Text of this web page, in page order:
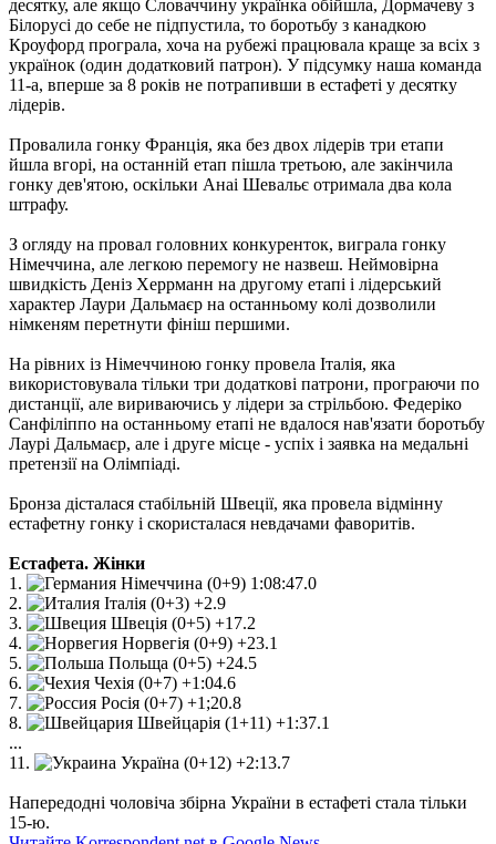
десятку, але якщо Словаччину українка обійшла, Дормачеву з
Білорусі до себе не підпустила, то боротьбу з канадкою
Кроуфорд програла, хоча на рубежі працювала краще за всіх з
українок (один додатковий патрон). У підсумку наша команда
11-а, вперше за 8 років не потрапивши в естафеті у десятку
лідерів.
Провалила гонку Франція, яка без двох лідерів три етапи
йшла вгорі, на останній етап пішла третьою, але закінчила
гонку дев'ятою, оскільки Анаі Шевальє отримала два кола
штрафу.
З огляду на провал головних конкуренток, виграла гонку
Німеччина, але легкою перемогу не назвеш. Неймовірна
швидкість Деніз Херрманн на другому етапі і лідерський
характер Лаури Дальмаєр на останньому колі дозволили
німкеням перетнути фініш першими.
На рівних із Німеччиною гонку провела Італія, яка
використовувала тільки три додаткові патрони, програючи по
дистанції, але вириваючись у лідери за стрільбою. Федеріко
Санфіліппо на останньому етапі не вдалося нав'язати боротьбу
Лаурі Дальмаєр, але і друге місце - успіх і заявка на медальні
претензії на Олімпіаді.
Бронза дісталася стабільній Швеції, яка провела відмінну
естафетну гонку і скористалася невдачами фаворитів.
Естафета. Жінки
1.
Німеччина (0+9) 1:08:47.0
2.
Італія (0+3) +2.9
3.
Швеція (0+5) +17.2
4.
Норвегія (0+9) +23.1
5.
Польща (0+5) +24.5
6.
Чехія (0+7) +1:04.6
7.
Росія (0+7) +1;20.8
8.
Швейцарія (1+11) +1:37.1
...
11.
Україна (0+12) +2:13.7
Напередодні чоловіча збірна України в естафеті стала тільки
15-ю.